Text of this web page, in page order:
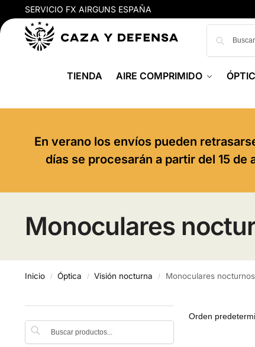
SERVICIO FX AIRGUNS ESPAÑA
TIENDA AIRE COMPRIMIDO
En verano los envíos pueden
días se procesarán a partir del 15
Monoculares
Inicio / Óptica / Visión nocturna / Monoculares nocturnos